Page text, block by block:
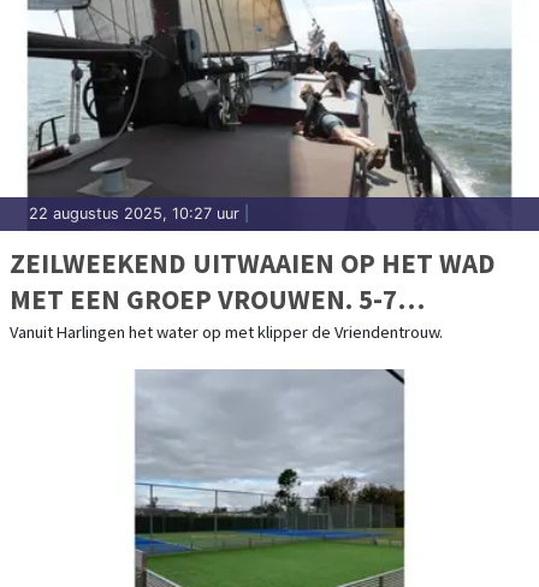
22 augustus 2025, 10:27 uur
ZEILWEEKEND UITWAAIEN OP HET WAD
MET EEN GROEP VROUWEN. 5-7
SEPTEMBER 2025
Vanuit Harlingen het water op met klipper de Vriendentrouw.